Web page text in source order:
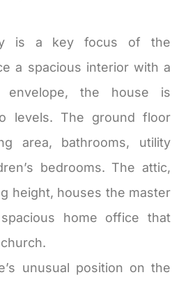
is a key focus of the
a spacious interior with a
envelope, the house is
levels. The ground floor
area, bathrooms, utility
bedrooms. The attic,
height, houses the master
home office that
unusual position on the